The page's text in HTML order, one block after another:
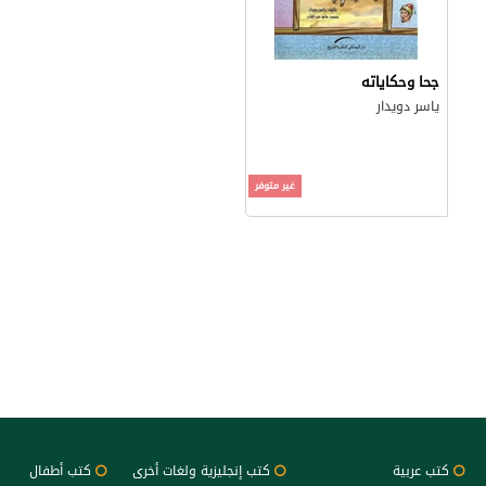
جحا وحكاياته
ياسر دويدار
غير متوفر
كتب عربية كتب إنجليزية ولغات أخرى كتب أطفال